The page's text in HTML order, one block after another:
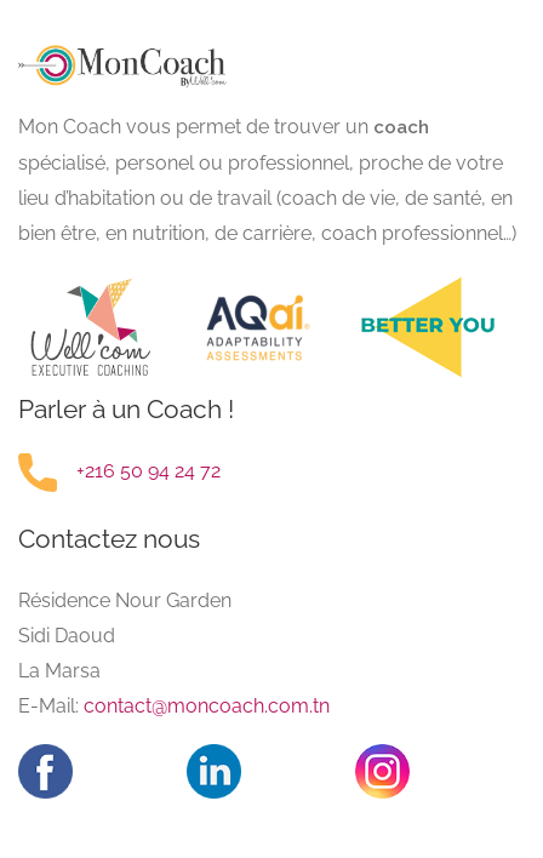
Mon Coach vous permet de trouver un coach
spécialisé, personel ou professionnel, proche de votre
lieu d’habitation ou de travail (coach de vie, de santé, en
bien être, en nutrition, de carrière, coach professionnel…)
Parler à un Coach !
+216 50 94 24 72
Contactez nous
Résidence Nour Garden
Sidi Daoud
La Marsa
E-Mail: contact@moncoach.com.tn